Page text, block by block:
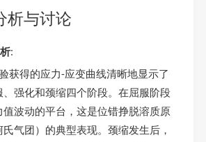
析与讨论
:
获得的应力-应变曲线清晰地显示了
、强化和颈缩四个阶段。在屈服阶段
值波动的平台，这是位错挣脱溶质原
气团）的典型表现。颈缩发生后，